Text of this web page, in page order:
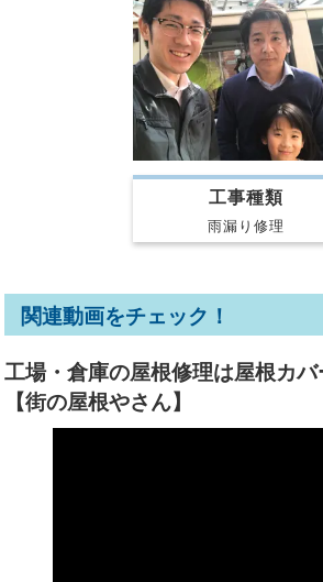
工事種類
雨漏り修理
関連動画をチェック！
工場・倉庫の屋根修理は屋根カバ
【街の屋根やさん】